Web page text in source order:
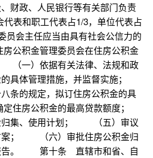
财政、人民银行等有关部门负责
表和职工代表占1/3，单位代表占
会主任应当由具有社会公信力的
积金管理委员会在住房公积金
一）依据有关法律、法规和政
具体管理措施，并监督实施；
的规定，拟订住房公积金的具
房公积金的最高贷款额度；
集、使用计划； （五）审议
案； （六）审批住房公积金归
告。 第十条 直辖市和省、自